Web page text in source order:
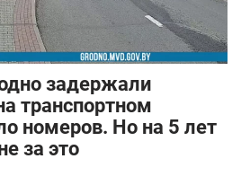
задержали
транспортном
номеров. Но на 5 лет
за это